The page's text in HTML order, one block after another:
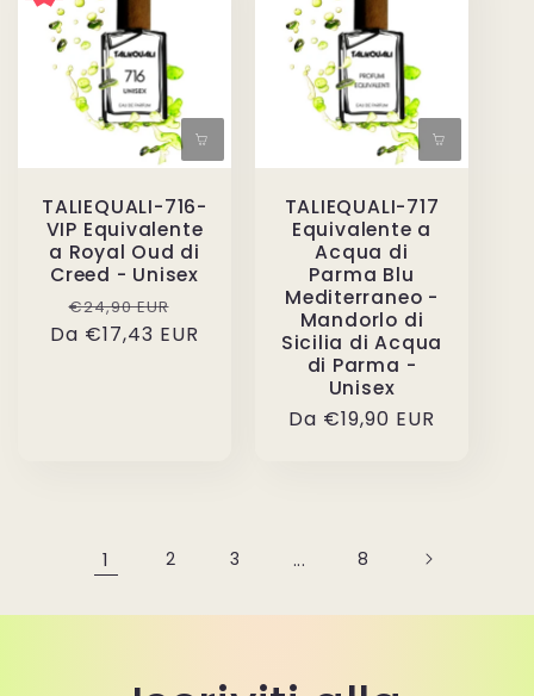
TALIEQUALI-716-
VIP Equivalente
a Royal Oud di
Creed - Unisex
Prezzo
di
€24,90 EUR
scontato
Da €17,43 EUR
TALIEQUALI-717
Equivalente a
Acqua di
Parma Blu
Mediterraneo -
Mandorlo di
Sicilia di Acqua
di Parma -
Unisex
Prezzo
Da €19,90 EUR
1 2 3 ... 8